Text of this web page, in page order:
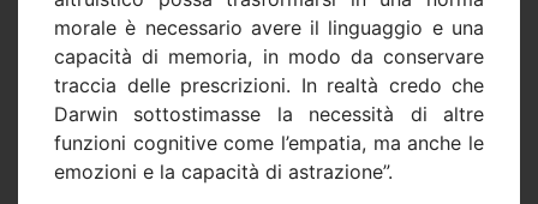
morale è necessario avere il linguaggio e una
capacità di memoria, in modo da conservare
traccia delle prescrizioni. In realtà credo che
Darwin sottostimasse la necessità di altre
funzioni cognitive come l’empatia, ma anche le
emozioni e la capacità di astrazione”.